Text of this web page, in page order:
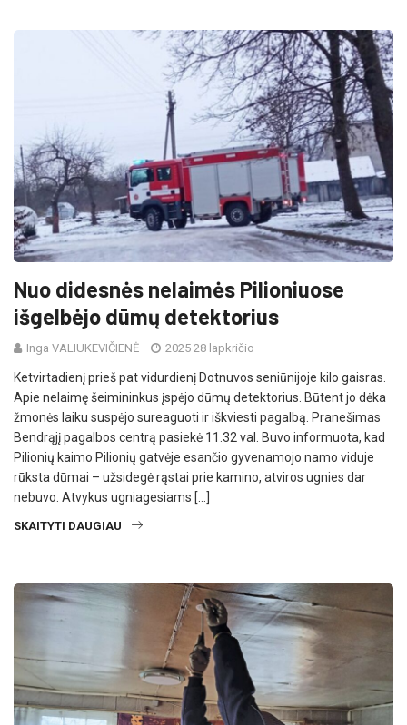
Nuo didesnės nelaimės Pilioniuose
išgelbėjo dūmų detektorius
Inga VALIUKEVIČIENĖ 2025 28 lapkričio
Ketvirtadienį prieš pat vidurdienį Dotnuvos seniūnijoje kilo gaisras.
Apie nelaimę šeimininkus įspėjo dūmų detektorius. Būtent jo dėka
žmonės laiku suspėjo sureaguoti ir iškviesti pagalbą. Pranešimas
Bendrąjį pagalbos centrą pasiekė 11.32 val. Buvo informuota, kad
Pilionių kaimo Pilionių gatvėje esančio gyvenamojo namo viduje
rūksta dūmai – užsidegė rąstai prie kamino, atviros ugnies dar
nebuvo. Atvykus ugniagesiams […]
SKAITYTI DAUGIAU